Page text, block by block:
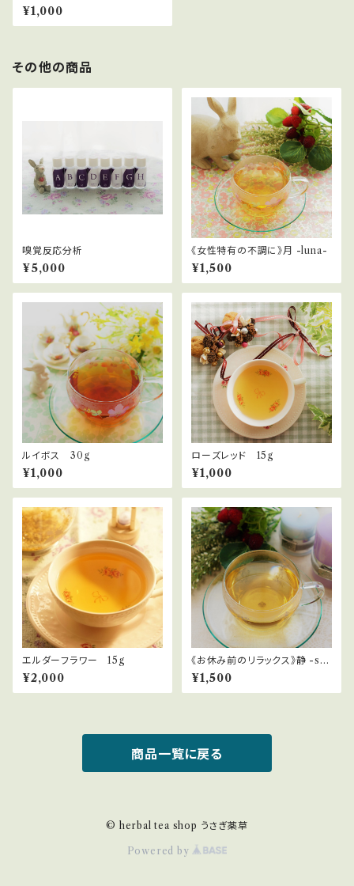
¥1,000
その他の商品
嗅覚反応分析
¥5,000
《女性特有の不調に》月 -luna-
¥1,500
ルイボス 30g
¥1,000
ローズレッド 15g
¥1,000
エルダーフラワー 15g
¥2,000
《お休み前のリラックス》静 -shi
zuka-
¥1,500
商品一覧に戻る
© herbal tea shop うさぎ薬草
Powered by